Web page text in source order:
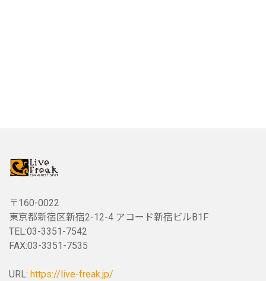
〒160-0022
東京都新宿区新宿2-12-4 アコード新宿ビルB1F
TEL:03-3351-7542
FAX:03-3351-7535
URL: https://live-freak.jp/